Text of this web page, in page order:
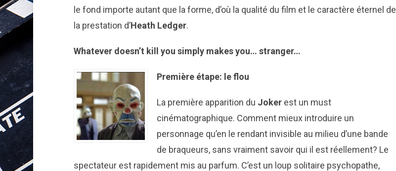
le fond importe autant que la forme, d’où la qualité du film et le caractère éternel de
la prestation d’Heath Ledger.
Whatever doesn’t kill you simply makes you… stranger…
Première étape: le flou
La première apparition du Jokerest un must
cinématographique. Comment mieux introduire un
personnage qu’en le rendant invisible au milieu d’une bande
de braqueurs, sans vraiment savoir qui il est réellement? Le
spectateur est rapidement mis au parfum. C’est un loup solitaire psychopathe,